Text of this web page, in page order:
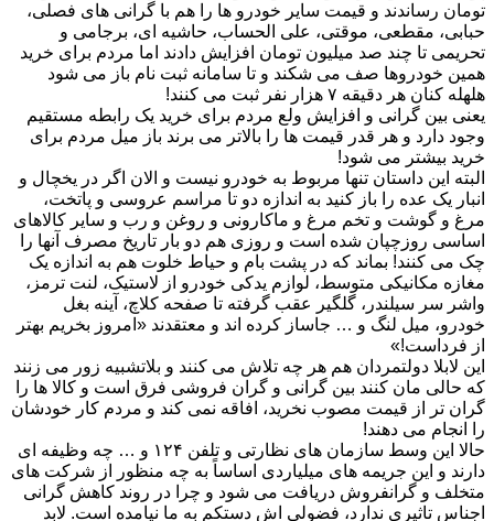
تومان رساندند و قیمت سایر خودرو ها را هم با گرانی های فصلی،
حبابی، مقطعی، موقتی، علی الحساب، حاشیه ای، برجامی و
تحریمی تا چند صد میلیون تومان افزایش دادند اما مردم برای خرید
همین خودروها صف می شکند و تا سامانه ثبت نام باز می شود
هلهله کنان هر دقیقه ۷ هزار نفر ثبت می کنند!
یعنی بین گرانی و افزایش ولع مردم برای خرید یک رابطه مستقیم
وجود دارد و هر قدر قیمت ها را بالاتر می برند باز میل مردم برای
خرید بیشتر می شود!
البته این داستان تنها مربوط به خودرو نیست و الان اگر در یخچال و
انبار یک عده را باز کنید به اندازه دو تا مراسم عروسی و پاتخت،
مرغ و گوشت و تخم مرغ و ماکارونی و روغن و رب و سایر کالاهای
اساسی روزچپان شده است و روزی هم دو بار تاریخ مصرف آنها را
چک می کنند! بماند که در پشت بام و حیاط خلوت هم به اندازه یک
مغازه مکانیکی متوسط، لوازم یدکی خودرو از لاستیک، لنت ترمز،
واشر سر سیلندر، گلگیر عقب گرفته تا صفحه کلاچ، آینه بغل
خودرو، میل لنگ و … جاساز کرده اند و معتقدند «امروز بخریم بهتر
از فرداست!»
این لابلا دولتمردان هم هر چه تلاش می کنند و بلاتشبیه زور می زنند
که حالی مان کنند بین گرانی و گران فروشی فرق است و کالا ها را
گران تر از قیمت مصوب نخرید، افاقه نمی کند و مردم کار خودشان
را انجام می دهند!
حالا این وسط سازمان های نظارتی و تلفن ۱۲۴ و … چه وظیفه ای
دارند و این جریمه های میلیاردی اساساً به چه منظور از شرکت های
متخلف و گرانفروش دریافت می شود و چرا در روند کاهش گرانی
اجناس تاثیری ندارد، فضولی اش دستکم به ما نیامده است. لابد